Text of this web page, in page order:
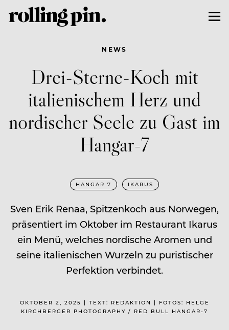
NEWS
Drei-Sterne-Koch mit
italienischem Herz und
nordischer Seele zu Gast im
Hangar-7
HANGAR 7 IKARUS
Sven Erik Renaa, Spitzenkoch aus Norwegen,
präsentiert im Oktober im Restaurant Ikarus
ein Menü, welches nordische Aromen und
seine italienischen Wurzeln zu puristischer
Perfektion verbindet.
OKTOBER 2, 2025 | TEXT: REDAKTION | FOTOS: HELGE
KIRCHBERGER PHOTOGRAPHY / RED BULL HANGAR-7